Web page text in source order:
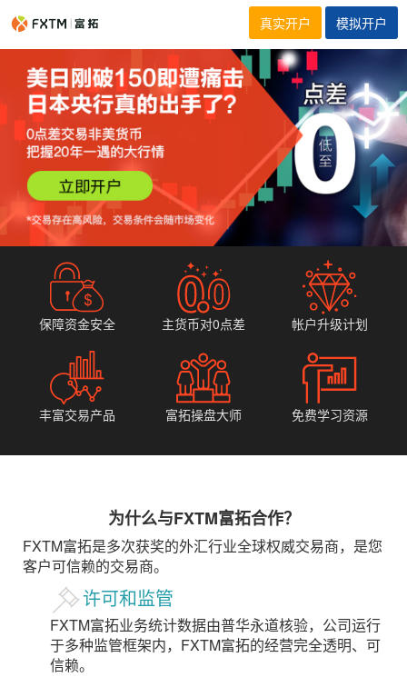
真实开户 模拟开户
保障资金安全 主货币对0点差 帐户升级计划
丰富交易产品 富拓操盘大师 免费学习资源
为什么与FXTM富拓合作？
FXTM富拓是多次获奖的外汇行业全球权威交易商，是您
客户可信赖的交易商。
许可和监管
FXTM富拓业务统计数据由普华永道核验，公司运行
于多种监管框架内，FXTM富拓的经营完全透明、可
信赖。